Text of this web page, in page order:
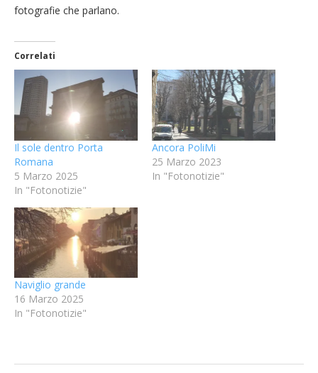
fotografie che parlano.
Correlati
Il sole dentro Porta
Romana
5 Marzo 2025
In "Fotonotizie"
Ancora PoliMi
25 Marzo 2023
In "Fotonotizie"
Naviglio grande
16 Marzo 2025
In "Fotonotizie"